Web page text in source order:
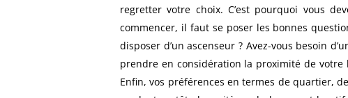
regretter votre choix. C’est pourquoi vous
commencer, il faut se poser les bonnes
disposer d’un ascenseur ? Avez-vous besoin
prendre en considération la proximité de votre
Enfin, vos préférences en termes de quartier,